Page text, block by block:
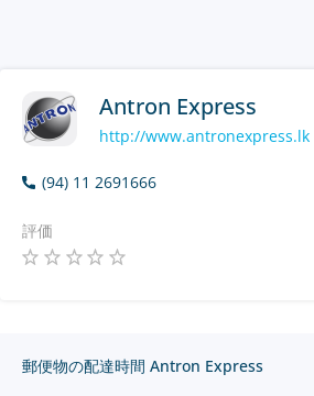
Antron Express
http://www.antronexpress.lk
(94) 11 2691666
評価
郵便物の配達時間 Antron Express